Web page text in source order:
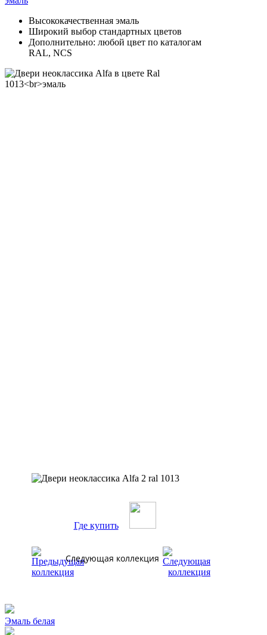
Высококачественная эмаль
Широкий выбор стандартных цветов
Дополнительно: любой цвет по каталогам
RAL, NCS
Где купить
Следующая коллекция
Эмаль белая